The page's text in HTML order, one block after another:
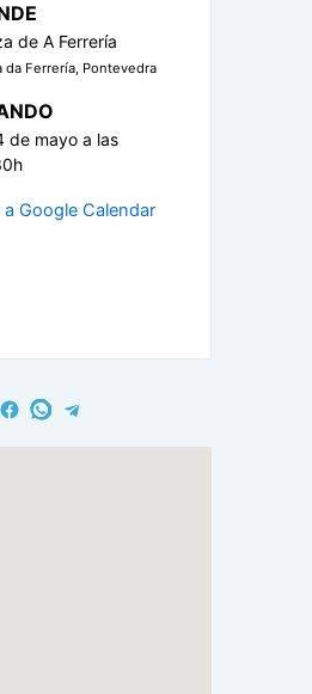
de A Ferrería
da Ferrería, Pontevedra
de mayo a las
Google Calendar